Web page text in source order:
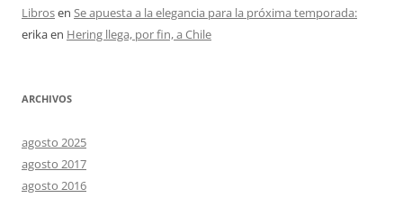
Librosen Se apuesta a la elegancia para la próxima temporada:
erikaen Hering llega, por fin, a Chile
ARCHIVOS
agosto 2025
agosto 2017
agosto 2016